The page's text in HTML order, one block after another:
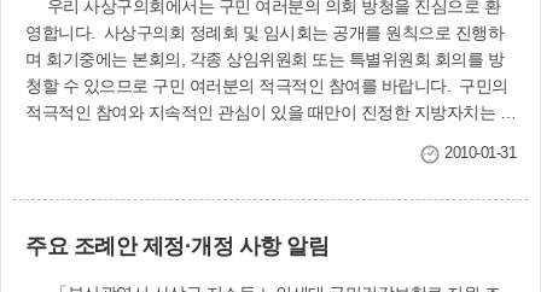
직도 회복되지 못하고 있는 서민경제 활성화와 질 높은 교육문화의
창출을 이루기 위해 많은 힘을 쏟을 예정이며, 사상구가 갖고 있는 천
혜의 자연환경과 서부산권 교통의 요충지로서 돋보이는 입지를 최대
한 활용하여 부산 속의 사상이 되도록 최대한 노력할 것입니다. 이
에 맞춰 사상구의회는 구민의 대의기관으로서 또한 구민의 심부름꾼
으로서 주민 복지 증진과 사상구 발전에 심혈을 기울여 발로 뛰는 의
정활동으로 주민의 곁에 밀착하여 주민의 이름으로 정책대안과 해결
책을 제시해 나가 효율적이고 생산적인 의회상을 구현하겠습니다.
익을 최우선 과제로 하여 사상구 집행부의 과실이 없도록 한 차원 높
영합니다. 사상구의회 정례회 및 임시회는 공개를 원칙으로 진행하
며 회기중에는 본회의, 각종 상임위원회 또는 특별위원회 회의를 방
청할 수 있으므로 구민 여러분의 적극적인 참여를 바랍니다. 구민의
적극적인 참여와 지속적인 관심이 있을 때만이 진정한 지방자치는 실
셔서 방청안내를 받으시기 바랍니다. ※ 문의 : 사상구의회 사무국
2010-01-31
주요 조례안 제정·개정 사항 알림